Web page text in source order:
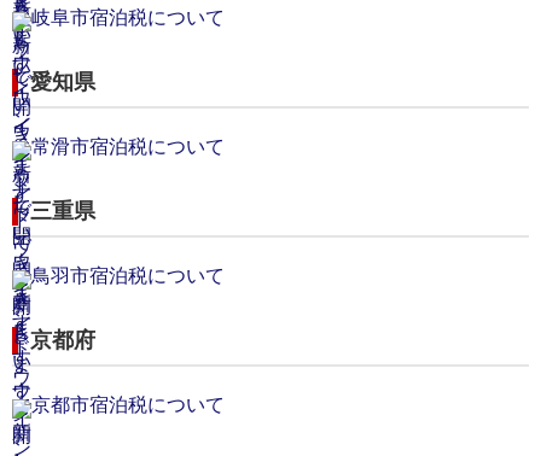
岐阜市宿泊税について
愛知県
常滑市宿泊税について
三重県
鳥羽市宿泊税について
京都府
京都市宿泊税について